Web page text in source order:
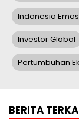
Indonesia
Investor Global
Pertumbuhan
BERITA